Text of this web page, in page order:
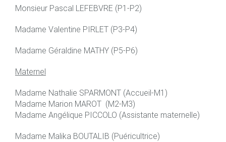
Monsieur Pascal LEFEBVRE (P1-P2)
Madame Valentine PIRLET (P3-P4)
Madame Géraldine MATHY (P5-P6)
Maternel
Madame Nathalie SPARMONT (Accueil-M1)
Madame Marion MAROT (M2-M3)
Madame Angélique PICCOLO (Assistante maternelle)
Madame Malika BOUTALIB (Puéricultrice)